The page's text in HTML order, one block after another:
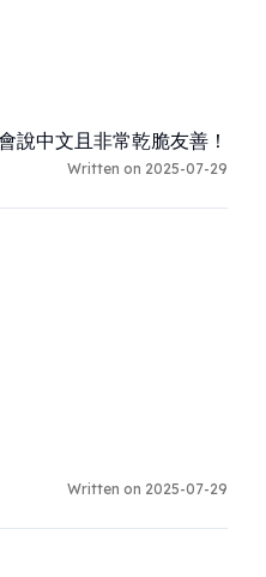
說中文且非常乾脆友善！
Written on 2025-07-29
Written on 2025-07-29